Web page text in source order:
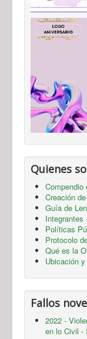
Quienes
Creación
Guía de
Integrantes
Políticas
Protocolo
Qué es la
Ubicación
Fallos
2022 -
en lo Civil -